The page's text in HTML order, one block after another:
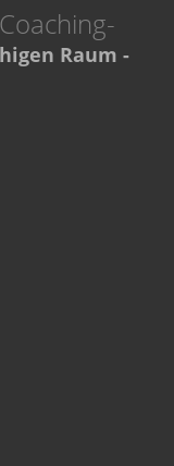
Coaching-
Raum -